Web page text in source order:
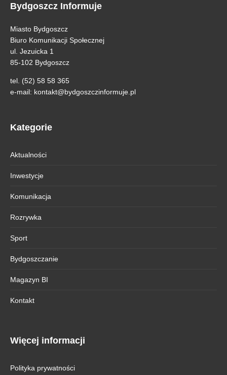
Bydgoszcz Informuje
Miasto Bydgoszcz
Biuro Komunikacji Społecznej
ul. Jezuicka 1
85-102 Bydgoszcz
tel. (52) 58 58 365
e-mail: kontakt@bydgoszczinformuje.pl
Kategorie
Aktualności
Inwestycje
Komunikacja
Rozrywka
Sport
Bydgoszczanie
Magazyn BI
Kontakt
Więcej informacji
Polityka prywatności